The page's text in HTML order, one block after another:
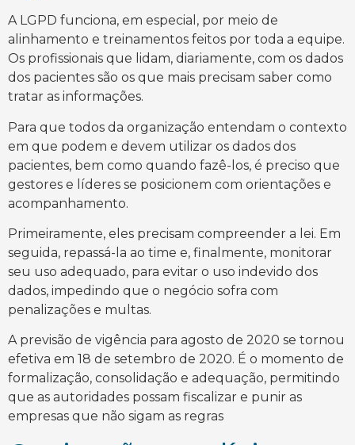
A LGPD funciona, em especial, por meio de
alinhamento e treinamentos feitos por toda a equipe.
Os profissionais que lidam, diariamente, com os dados
dos pacientes são os que mais precisam saber como
tratar as informações.
Para que todos da organização entendam o contexto
em que podem e devem utilizar os dados dos
pacientes, bem como quando fazê-los, é preciso que
gestores e líderes se posicionem com orientações e
acompanhamento.
Primeiramente, eles precisam compreender a lei. Em
seguida, repassá-la ao time e, finalmente, monitorar
seu uso adequado, para evitar o uso indevido dos
dados, impedindo que o negócio sofra com
penalizações e multas.
A previsão de vigência para agosto de 2020 se tornou
efetiva em 18 de setembro de 2020. É o momento de
formalização, consolidação e adequação, permitindo
que as autoridades possam fiscalizar e punir as
empresas que não sigam as regras